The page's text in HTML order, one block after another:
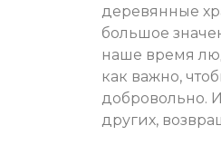
деревянные
большое
наше время
как важно,
добровольно.
других,